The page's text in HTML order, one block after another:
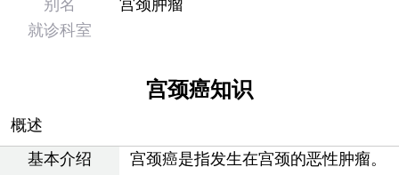
别名
宫颈肿瘤
就诊科室
宫颈癌知识
概述
基本介绍
宫颈癌是指发生在宫颈的恶性肿瘤。